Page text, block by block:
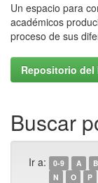
Un espacio para
académicos
proceso de sus
Repositorio del
Buscar
Ir a: 0-9 A B
N
O P